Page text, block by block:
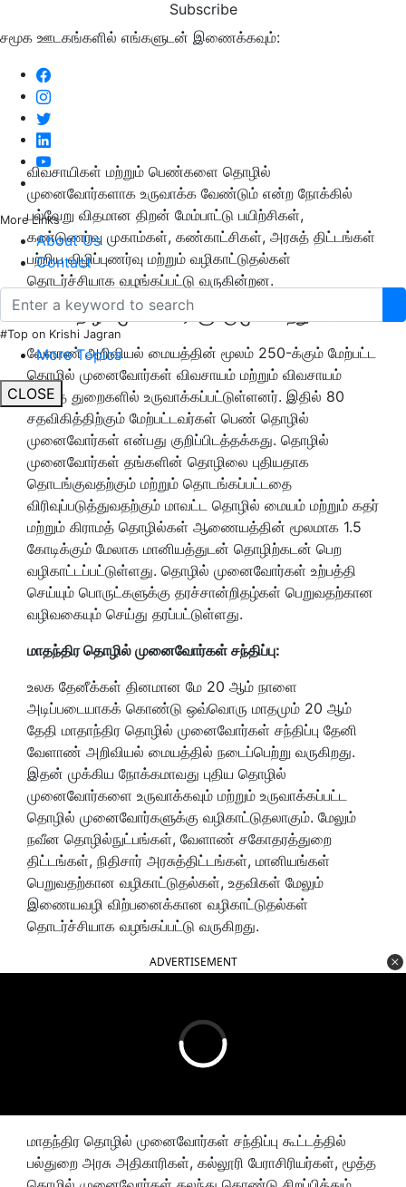
Subscribe
சமூக ஊடகங்களில் எங்களுடன் இணைக்கவும்:
More Links
About Us
Contact
#Top on Krishi Jagran
More Topics
CLOSE
விவசாயிகள் மற்றும் பெண்களை தொழில்
முனைவோர்களாக உருவாக்க வேண்டும் என்ற நோக்கில்
பல்வேறு விதமான திறன் மேம்பாட்டு பயிற்சிகள்,
கண்டுணர்வு முகாம்கள், கண்காட்சிகள், அரசுத் திட்டங்கள்
பற்றிய விழிப்புணர்வு மற்றும் வழிகாட்டுதல்கள்
தொடர்ச்சியாக வழங்கப்பட்டு வருகின்றன.
பெண் தொழில் முனைவோர்களுக்கு முக்கியத்துவம்:
வேளாண் அறிவியல் மையத்தின் மூலம் 250-க்கும் மேற்பட்ட
தொழில் முனைவோர்கள் விவசாயம் மற்றும் விவசாயம்
சார்ந்த துறைகளில் உருவாக்கப்பட்டுள்ளனர். இதில் 80
சதவிகித்திற்கும் மேற்பட்டவர்கள் பெண் தொழில்
முனைவோர்கள் என்பது குறிப்பிடத்தக்கது. தொழில்
முனைவோர்கள் தங்களின் தொழிலை புதியதாக
தொடங்குவதற்கும் மற்றும் தொடங்கப்பட்டதை
விரிவுப்படுத்துவதற்கும் மாவட்ட தொழில் மையம் மற்றும் கதர்
மற்றும் கிராமத் தொழில்கள் ஆணையத்தின் மூலமாக 1.5
கோடிக்கும் மேலாக மானியத்துடன் தொழிற்கடன் பெற
வழிகாட்டப்பட்டுள்ளது. தொழில் முனைவோர்கள் உற்பத்தி
செய்யும் பொருட்களுக்கு தரச்சான்றிதழ்கள் பெறுவதற்கான
வழிவகையும் செய்து தரப்பட்டுள்ளது.
மாதந்திர தொழில் முனைவோர்கள் சந்திப்பு:
உலக தேனீக்கள் தினமான மே 20 ஆம் நாளை
அடிப்படையாகக் கொண்டு ஒவ்வொரு மாதமும் 20 ஆம்
தேதி மாதாந்திர தொழில் முனைவோர்கள் சந்திப்பு தேனி
வேளாண் அறிவியல் மையத்தில் நடைப்பெற்று வருகிறது.
இதன் முக்கிய நோக்கமாவது புதிய தொழில்
முனைவோர்களை உருவாக்கவும் மற்றும் உருவாக்கப்பட்ட
தொழில் முனைவோர்களுக்கு வழிகாட்டுதலாகும். மேலும்
நவீன தொழில்நுட்பங்கள், வேளாண் சகோதரத்துறை
திட்டங்கள், நிதிசார் அரசுத்திட்டங்கள், மானியங்கள்
பெறுவதற்கான வழிகாட்டுதல்கள், உதவிகள் மேலும்
இணையவழி விற்பனைக்கான வழிகாட்டுதல்கள்
தொடர்ச்சியாக வழங்கப்பட்டு வருகிறது.
ADVERTISEMENT
மாதந்திர தொழில் முனைவோர்கள் சந்திப்பு கூட்டத்தில்
பல்துறை அரசு அதிகாரிகள், கல்லூரி பேராசிரியர்கள், மூத்த